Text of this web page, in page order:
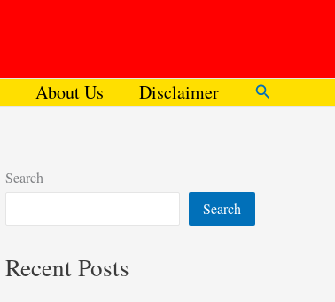
About Us Disclaimer Search
Search
Search
Recent Posts